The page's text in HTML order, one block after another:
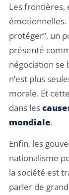
Les frontières,
émotionnelles.
protéger”, un
présenté
négociation se
n’est plus
morale. Et
dans les
mondiale.
Enfin, les
nationalisme
la société est
parler de